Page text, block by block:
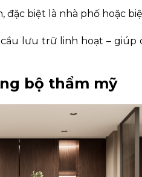
biệt là nhà phố hoặc
lưu trữ linh hoạt – giúp
bộ thẩm mỹ